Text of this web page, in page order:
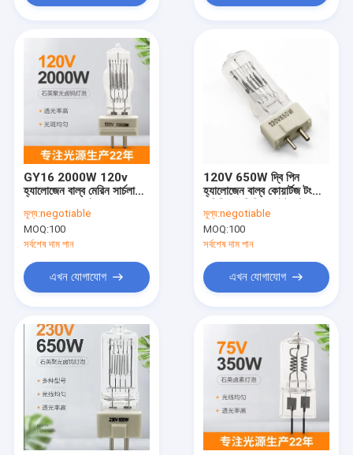
GY16 2000W 120v
হ্যালোজেন বাল্ব মেরিন সার্চলাইট
মূল্য:negotiable
MOQ:100
সর্বশেষ দাম পান
এখন যোগাযোগ
120V 650W দ্বি পিন
হ্যালোজেন বাল্ব কোয়ার্টজ টংস্টেন
মূল্য:negotiable
MOQ:100
সর্বশেষ দাম পান
এখন যোগাযোগ